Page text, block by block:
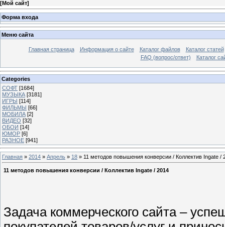
[Мой сайт]
Форма входа
Меню сайта
Главная страница Информация о сайте Каталог файлов
Каталог статей
FAQ (вопрос/ответ)
Каталог
Categories
СОФТ [1684]
МУЗЫКА [3181]
ИГРЫ [114]
ФИЛЬМЫ [66]
МОБИЛА [2]
ВИДЕО [32]
ОБОИ [14]
ЮМОР [6]
РАЗНОЕ [941]
Главная » 2014 » Апрель » 18 » 11 методов повышения конверсии / Коллектив Ingate /
11 методов повышения конверсии / Коллектив Ingate / 2014
Задача коммерческого сайта –